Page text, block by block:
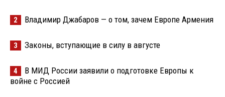
2 Владимир Джабаров — о том, зачем Европе Армения
3 Законы, вступающие в силу в августе
4
В МИД России заявили о подготовке Европы к
войне с Россией